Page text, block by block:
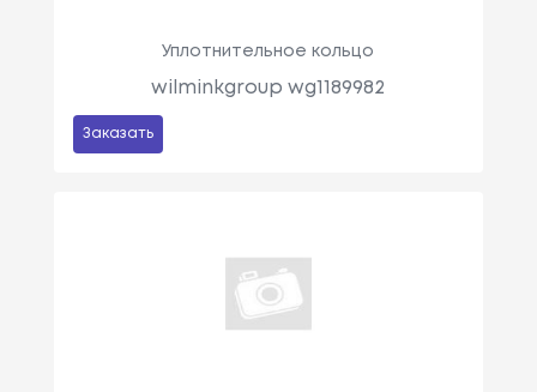
Уплотнительное кольцо
wilminkgroup wg1189982
Заказать